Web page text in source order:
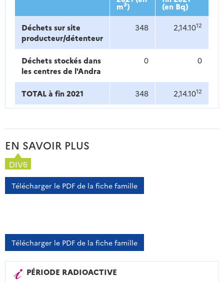
m3)
(en Bq)
Déchets sur site
producteur/détenteur
348 2,14.1012
Déchets stockés dans
les centres de l'Andra
0 0
TOTAL à fin 2021 348 2,14.1012
EN SAVOIR PLUS
DIV6
Télécharger le PDF de la fiche famille
Télécharger le PDF de la fiche famille
PÉRIODE RADIOACTIVE